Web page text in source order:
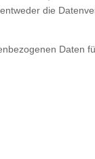
die